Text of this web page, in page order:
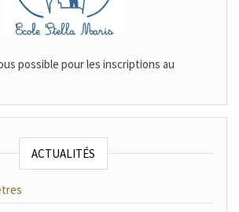
possible pour les inscriptions au
ACTUALITÉS